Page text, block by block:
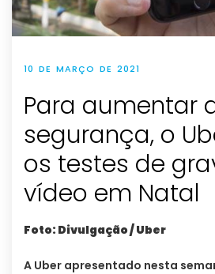
10 DE MARÇO DE 2021
Para aumentar
segurança, o
os testes de
vídeo em Natal
Foto: Divulgação / Uber
A Uber apresentado nesta